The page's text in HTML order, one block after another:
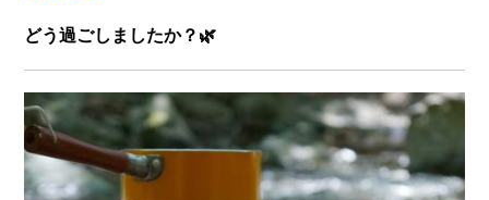
どう過ごしましたか？🌿